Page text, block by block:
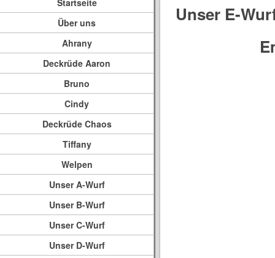
Über uns
Ahrany
Deckrüde Aaron
Bruno
Cindy
Deckrüde Chaos
Tiffany
Welpen
Unser A-Wurf
Unser B-Wurf
Unser C-Wurf
Unser D-Wurf
Unser E-